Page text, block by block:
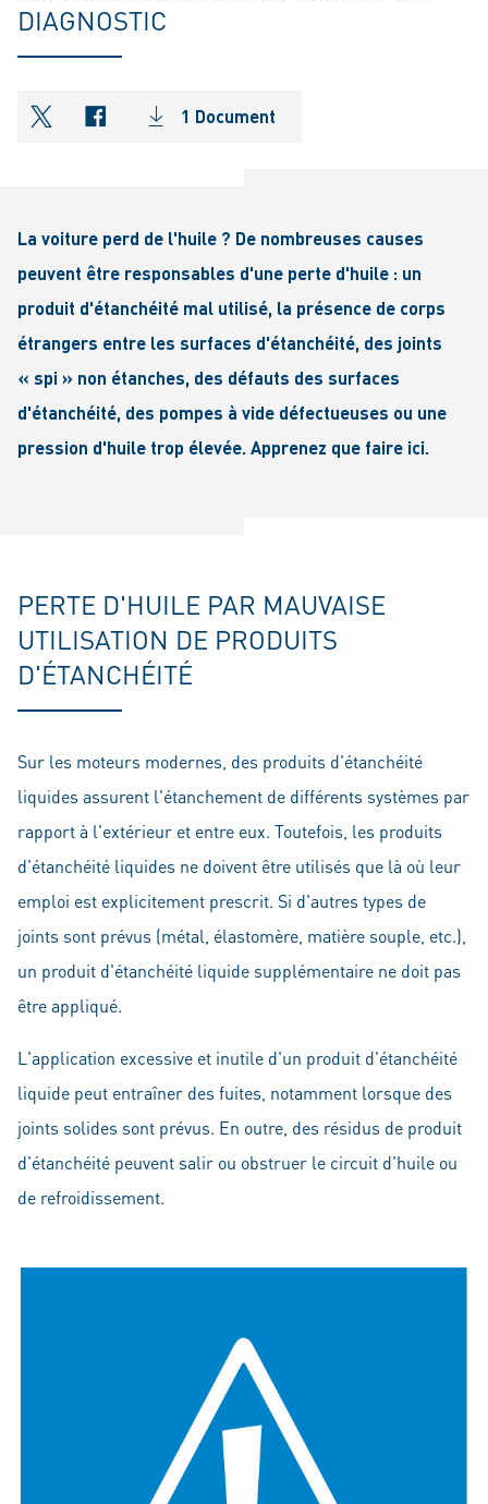
DIAGNOSTIC
shareOntwitter
shareOnfacebook
1 Document
La voiture perd de l'huile ? De nombreuses causes
peuvent être responsables d'une perte d'huile : un
produit d'étanchéité mal utilisé, la présence de corps
étrangers entre les surfaces d'étanchéité, des joints
« spi » non étanches, des défauts des surfaces
d'étanchéité, des pompes à vide défectueuses ou une
pression d'huile trop élevée. Apprenez que faire ici.
PERTE D'HUILE PAR MAUVAISE
UTILISATION DE PRODUITS
D'ÉTANCHÉITÉ
Sur les moteurs modernes, des produits d'étanchéité
liquides assurent l'étanchement de différents systèmes par
rapport à l'extérieur et entre eux. Toutefois, les produits
d'étanchéité liquides ne doivent être utilisés que là où leur
emploi est explicitement prescrit. Si d'autres types de
joints sont prévus (métal, élastomère, matière souple, etc.),
un produit d'étanchéité liquide supplémentaire ne doit pas
être appliqué.
L'application excessive et inutile d'un produit d'étanchéité
liquide peut entraîner des fuites, notamment lorsque des
joints solides sont prévus. En outre, des résidus de produit
d'étanchéité peuvent salir ou obstruer le circuit d'huile ou
de refroidissement.